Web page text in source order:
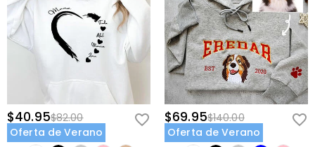
$40.95$82.00
Oferta de Verano
$69.95$140.00
Oferta de Verano